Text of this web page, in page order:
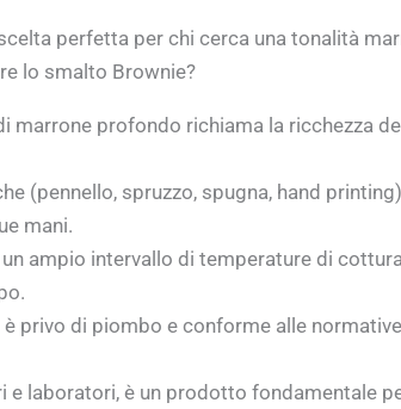
perfetta per chi cerca una tonalità
lo smalto Brownie?
marrone profondo richiama la ricchezza
(pennello, spruzzo, spugna, hand
mani.
ampio intervallo di temperature di
privo di piombo e conforme alle
laboratori, è un prodotto fondamentale